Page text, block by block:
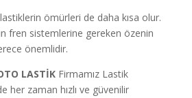
ömürleri de daha kısa olur.
fren sistemlerine gereken özenin
önemlidir.
LASTİKFirmamız Lastik
her zaman hızlı ve güvenilir